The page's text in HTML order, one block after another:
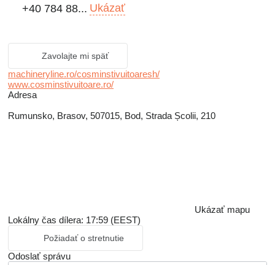
+40 784 88... Ukázať
Zavolajte mi späť
machineryline.ro/cosminstivuitoaresh/
www.cosminstivuitoare.ro/
Adresa
Rumunsko, Brasov, 507015, Bod, Strada Școlii, 210
Ukázať mapu
Lokálny čas dílera: 17:59 (EEST)
Požiadať o stretnutie
Odoslať správu